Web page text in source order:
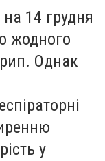
14 грудня
жодного
Однак
у